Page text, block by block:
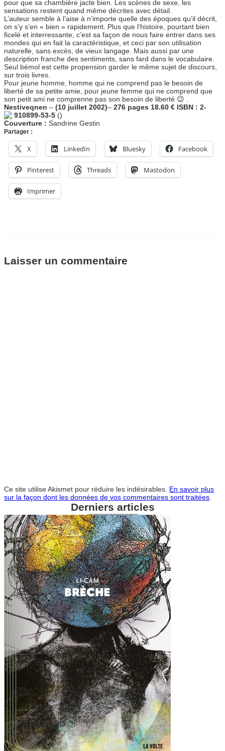
pour que sa chambière jacte bien. Les scènes de sexe, les
sensations restent quand même décrites avec détail.
L’auteur semble à l’aise à n’importe quelle des époques qu’il décrit,
on s’y s’en « bien » rapidement. Plus que l’histoire, pourtant bien
ficelé et interressante, c’est sa façon de nous faire entrer dans ses
mondes qui en fait la caractéristique, et ceci par son utilisation
naturelle, sans excès, de vieux langage. Mais aussi par une
description franche des sentiments, sans fard dans le vocabulaire.
Seul bémol est cette propension garder le même sujet de discours,
sur trois livres.
Pour jeune homme, homme qui ne comprend pas le besoin de
liberté de sa petite amie, pour jeune femme qui ne comprend que
son petit ami ne comprenne pas son besoin de liberté 😉 .
Nestiveqnen – (10 juillet 2002)– 276 pages 18.60 € ISBN : 2-
910899-53-5 ()
Couverture : Sandrine Gestin
Partager :
X LinkedIn Bluesky Facebook
Pinterest Threads Mastodon
Imprimer
Laisser un commentaire
Ce site utilise Akismet pour réduire les indésirables. En savoir plus
sur la façon dont les données de vos commentaires sont traitées
Derniers articles